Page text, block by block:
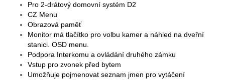
Pro 2-drátový domovní systém D2
CZ Menu
Obrazová paměť
Monitor má tlačítko pro volbu kamer a náhled na dveřní
stanici. OSD menu.
Podpora Interkomu a ovládání druhého zámku
Vstup pro zvonek před bytem
Umožňuje pojmenovat seznam jmen pro vytáčení